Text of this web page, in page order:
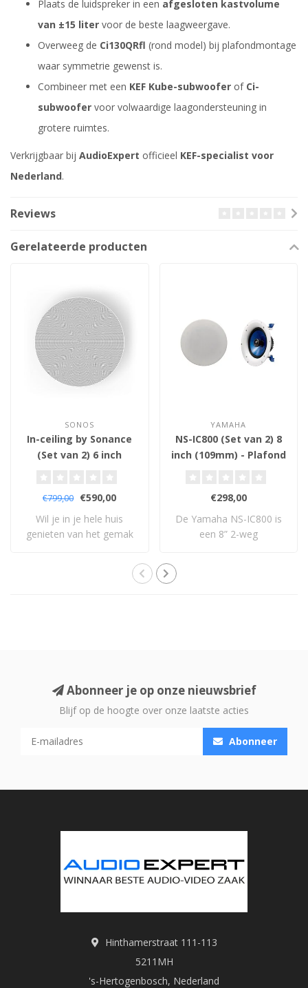
Plaats de luidspreker in een afgesloten kastvolume
van ±15 liter voor de beste laagweergave.
Overweeg de Ci130QRfl (rond model) bij plafondmontage
waar symmetrie gewenst is.
Combineer met een KEF Kube-subwoofer of Ci-
subwoofer voor volwaardige laagondersteuning in
grotere ruimtes.
Verkrijgbaar bij AudioExpert officieel KEF-specialist voor
Nederland.
Reviews
Gerelateerde producten
SONOS
In-ceiling by Sonance
(Set van 2) 6 inch
€799,00 €590,00
Wil je in je hele huis
genieten van het gemak
YAMAHA
NS-IC800 (Set van 2) 8
inch (109mm) - Plafond
€298,00
De Yamaha NS-IC800 is
een 8” 2-weg
Abonneer je op onze nieuwsbrief
Blijf op de hoogte over onze laatste acties
Abonneer
Hinthamerstraat 111-113
5211MH
's-Hertogenbosch, Nederland